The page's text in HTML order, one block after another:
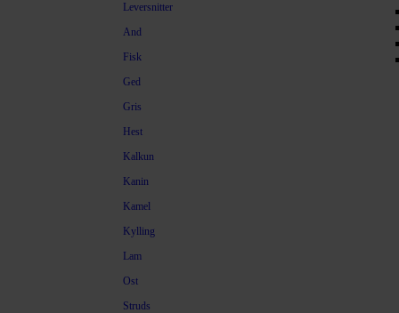
Leversnitter
And
Fisk
Ged
Gris
Hest
Kalkun
Kanin
Kamel
Kylling
Lam
Ost
Struds